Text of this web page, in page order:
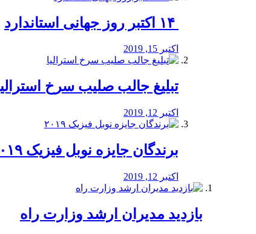
اکتبر 15, 2019
تبلیغ جالب صلیب سرخ
اکتبر 12, 2019
برندگان جایزه نوبل فیزیک ۲۰۱۹
اکتبر 12, 2019
بازدید مدیران ارشد وزارت راه